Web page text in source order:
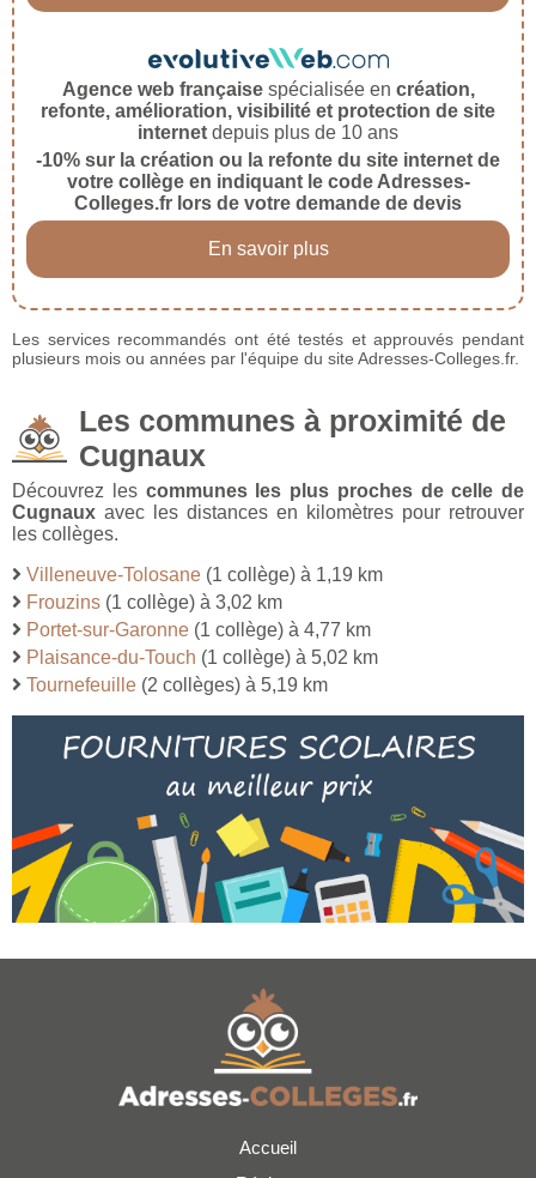
Agence web françaisespécialisée en création,
refonte, amélioration, visibilité et protection de site
internet depuis plus de 10 ans
-10% sur la création ou la refonte du site internet de
votre collège en indiquant le code Adresses-
Colleges.fr lors de votre demande de devis
En savoir plus
Les services recommandés ont été testés et approuvés pendant
plusieurs mois ou années par l'équipe du site Adresses-Colleges.fr.
Les communes à proximité de
Cugnaux
Découvrez les communes les plus proches de celle de
Cugnaux avec les distances en kilomètres pour retrouver
les collèges.
Villeneuve-Tolosane (1 collège) à 1,19 km
Frouzins (1 collège) à 3,02 km
Portet-sur-Garonne (1 collège) à 4,77 km
Plaisance-du-Touch (1 collège) à 5,02 km
Tournefeuille (2 collèges) à 5,19 km
Accueil